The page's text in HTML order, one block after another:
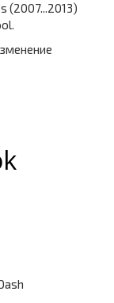
(2007...2013)